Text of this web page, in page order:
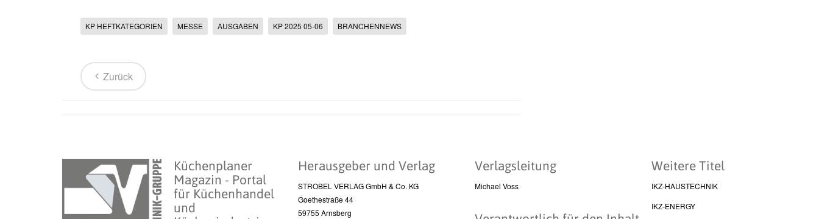
KP HEFTKATEGORIEN MESSE AUSGABEN KP 2025 05-06 BRANCHENNEWS
Zurück
Küchenplaner
Magazin - Portal
für Küchenhandel
und
Herausgeber und Verlag
STROBEL VERLAG GmbH & Co. KG
Goethestraße 44
59755 Arnsberg
Verlagsleitung
Michael Voss
Weitere Titel
IKZ-HAUSTECHNIK
IKZ-ENERGY